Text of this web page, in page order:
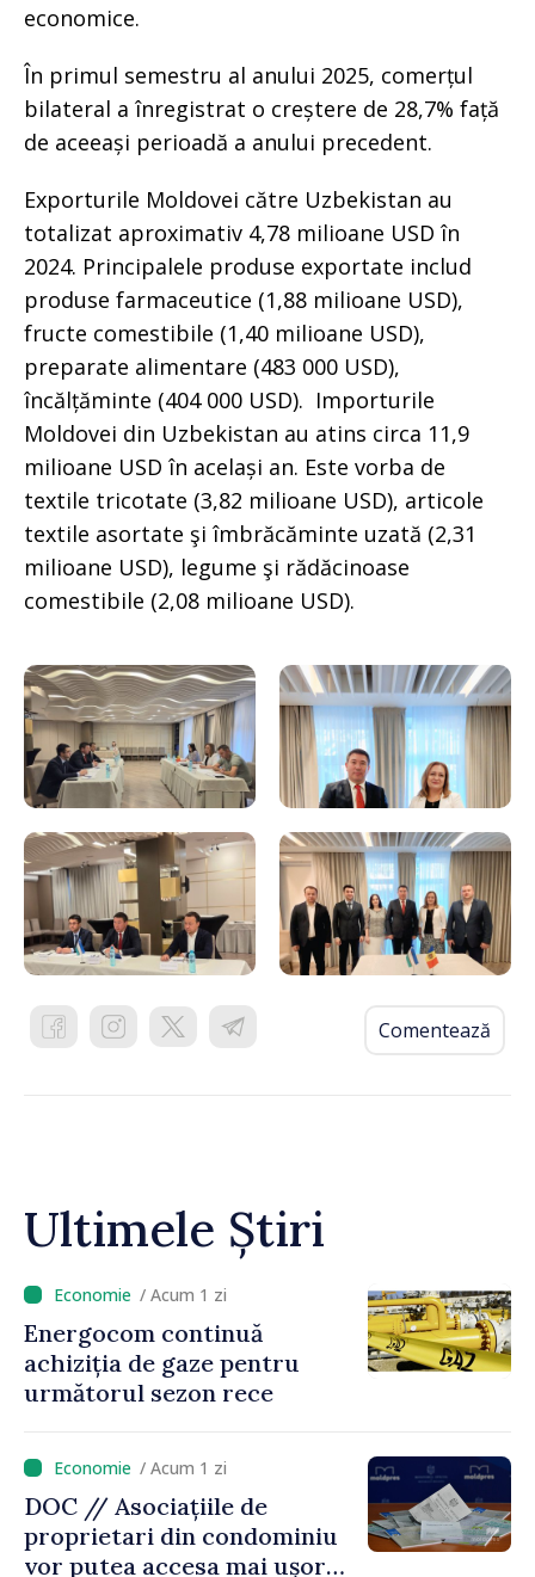
economice.
În primul semestru al anului 2025, comerțul
bilateral a înregistrat o creștere de 28,7% față
de aceeași perioadă a anului precedent.
Exporturile Moldovei către Uzbekistan au
totalizat aproximativ 4,78 milioane USD în
2024. Principalele produse exportate includ
produse farmaceutice (1,88 milioane USD),
fructe comestibile (1,40 milioane USD),
preparate alimentare (483 000 USD),
încălțăminte (404 000 USD). Importurile
Moldovei din Uzbekistan au atins circa 11,9
milioane USD în același an. Este vorba de
textile tricotate (3,82 milioane USD), articole
textile asortate şi îmbrăcăminte uzată (2,31
milioane USD), legume şi rădăcinoase
comestibile (2,08 milioane USD).
Comentează
Ultimele Știri
/ Acum 1 zi
Energocom continuă
achiziția de gaze pentru
următorul sezon rece
/ Acum 1 zi
DOC // Asociațiile de
proprietari din condominiu
vor putea accesa mai ușor